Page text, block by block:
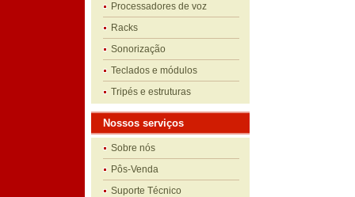
Processadores de voz
Racks
Sonorização
Teclados e módulos
Tripés e estruturas
Nossos serviços
Sobre nós
Pôs-Venda
Suporte Técnico